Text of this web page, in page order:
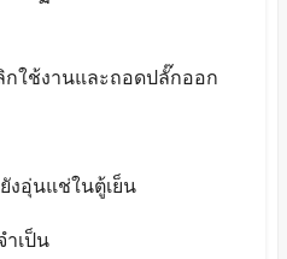
กใช้งานและถอดปลั๊กออก
งอุ่นแช่ในตู้เย็น
ำเป็น